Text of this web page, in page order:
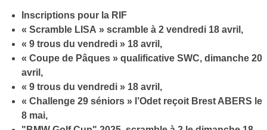
Inscriptions pour la RIF
« Scramble LISA » scramble à 2 vendredi 18 avril,
« 9 trous du vendredi » 18 avril,
« Coupe de Pâques » qualificative SWC, dimanche 20
avril,
« 9 trous du vendredi » 18 avril,
« Challenge 29 séniors » l’Odet reçoit Brest ABERS le
8 mai,